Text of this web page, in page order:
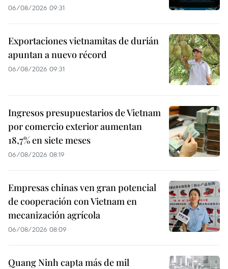
06/08/2026 09:31
Exportaciones vietnamitas de durián
apuntan a nuevo récord
06/08/2026 09:31
Ingresos presupuestarios de Vietnam
por comercio exterior aumentan
18,7% en siete meses
06/08/2026 08:19
Empresas chinas ven gran potencial
de cooperación con Vietnam en
mecanización agrícola
06/08/2026 08:09
Quang Ninh capta más de mil